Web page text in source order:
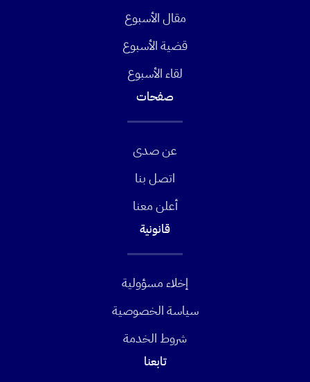
مقال الأسبوع
قضية الأسبوع
لقاء الأسبوع
صفحات
عن صدى
اتصل بنا
أعلن معنا
قانونية
إخلاء مسؤولية
سياسة الخصوصية
شروط الخدمة
تابعنا